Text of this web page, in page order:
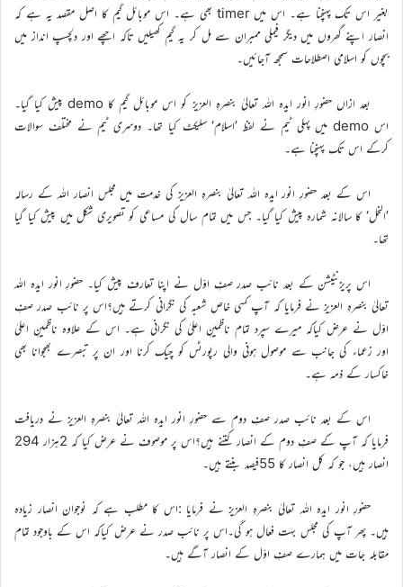
بغیر اس تک پہنچنا ہے۔ اس میں timer بھی ہے۔ اس موبائل گیم کا اصل مقصد یہ ہے کہ
انصار اپنے گھروں میں دیگر فیملی ممبران سے مل کر یہ گیم کھیلیں تاکہ اچھے اور دلچسپ انداز میں
بچوں کو اسلامی اصطلاحات سمجھ آجائیں۔
بعد ازاں حضورِ انور ایدہ اللہ تعالیٰ بنصرہِ العزیز کو اس موبائل گیم کا demo پیش کیا گیا۔
اس demo میں پہلی ٹیم نے لفظ ’اسلام‘ سلیکٹ کیا تھا۔ دوسری ٹیم نے مختلف سوالات
کرکے اس تک پہنچنا ہے۔
اس کے بعد حضورِ انور ایدہ اللہ تعالیٰ بنصرہِ العزیز کی خدمت میں مجلس انصار اللہ کے رسالہ
’النحل‘ کا سالانہ شمارہ پیش کیا گیا۔ جس میں تمام سال کی مساعی کو تصویری شکل میں پیش کیا گیا
تھا۔
اس پریزنٹیشن کے بعد نائب صدر صفِ اوّل نے اپنا تعارف پیش کیا۔ حضورِ انور ایدہ اللہ
تعالیٰ بنصرہِ العزیز نے فرمایا کہ آپ کسی خاص شعبہ کی نگرانی کرتے ہیں؟اس پر نائب صدر صفِ
اوّل نے عرض کیاکہ میرے سپرد تمام ناظمینِ اعلیٰ کی نگرانی ہے۔ اس کے علاوہ ناظمینِ اعلیٰ
اور زعماء کی جانب سے موصول ہونی والی رپورٹس کو چیک کرنا اور ان پر تبصرے بھجوانا بھی
خاکسار کے ذمہ ہے۔
اس کے بعد نائب صدر صفِ دوم سے حضورِ انور ایدہ اللہ تعالیٰ بنصرہِ العزیز نے دریافت
فرمایا کہ آپ کے صفِ دوم کے انصار کتنے ہیں؟اس پر موصوف نے عرض کیا کہ 2ہزار 294
انصار ہیں، جو کہ کل انصار کا 55فیصد بنتے ہیں۔
حضورِ انور ایدہ اللہ تعالیٰ بنصرہِ العزیز نے فرمایا :اس کا مطلب ہے کہ نوجوان انصار زیادہ
ہیں۔ پھر آپ کی مجلس بہت فعال ہو گی۔اس پر نائب صدر نے عرض کیاکہ اس کے باوجود تمام
مقابلہ جات میں ہمارے صفِ اوّل کے انصار آگے ہیں۔